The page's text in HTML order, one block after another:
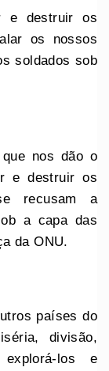
e destruir os
os nossos
soldados sob
nos dão o
e destruir os
recusam a
a capa das
da ONU.
países do
divisão,
los e